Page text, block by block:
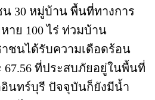
น 30 หมู่บ้าน พื้นที่ทางการ
าย 100 ไร่ ท่วมบ้าน
าชนได้รับความเดือดร้อน
67.56 ที่ประสบภัยอยู่ในพื้นที่
นทร์บุรี ปัจจุบันก็ยังมีน้ำ